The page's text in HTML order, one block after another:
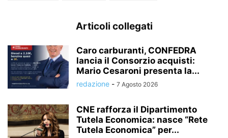
Articoli collegati
Caro carburanti, CONFEDRA
lancia il Consorzio acquisti:
Mario Cesaroni presenta la...
redazione - 7 Agosto 2026
CNE rafforza il Dipartimento
Tutela Economica: nasce “Rete
Tutela Economica” per...